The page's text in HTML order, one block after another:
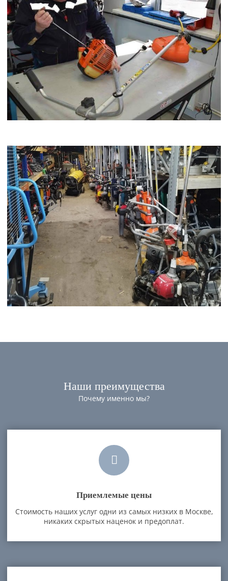
Наши преимущества
Почему именно мы?
Приемлемые цены
Стоимость наших услуг одни из самых низких в Москве,
никаких скрытых наценок и предоплат.